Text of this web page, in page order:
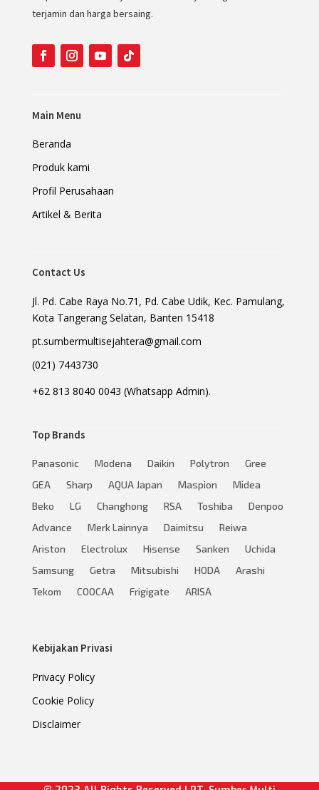
terjamin dan harga bersaing.
Main Menu
Beranda
Produk kami
Profil Perusahaan
Artikel & Berita
Contact Us
Jl. Pd. Cabe Raya No.71, Pd. Cabe Udik, Kec. Pamulang,
Kota Tangerang Selatan, Banten 15418
pt.sumbermultisejahtera@gmail.com
(021) 7443730
+62 813 8040 0043 (Whatsapp Admin).
Top Brands
Panasonic Modena Daikin Polytron
Gree
GEA
Sharp AQUA Japan Maspion
Midea
Beko
LG Changhong RSA Toshiba
Denpoo
Advance
Merk Lainnya Daimitsu
Reiwa
Ariston
Electrolux Hisense Sanken
Uchida
Samsung
Getra Mitsubishi HODA
Arashi
Tekom
COOCAA Frigigate ARISA
Kebijakan Privasi
Privacy Policy
Cookie Policy
Disclaimer